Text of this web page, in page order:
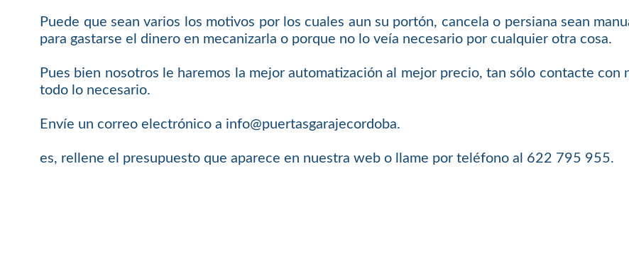
Puede que sean varios los motivos por los cuales aun su portón, cancela o persiana sean
para gastarse el dinero en mecanizarla o porque no lo veía necesario por cualquier otra cosa.
Pues bien nosotros le haremos la mejor automatización al mejor precio, tan sólo contacte con
todo lo necesario.
Envíe un correo electrónico a info@puertasgarajecordoba.
es, rellene el presupuesto que aparece en nuestra web o llame por teléfono al 622 795 955.